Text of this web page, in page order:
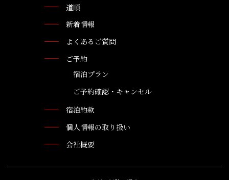
道順
新着情報
よくあるご質問
ご予約
宿泊プラン
ご予約確認・キャンセル
宿泊約款
個人情報の取り扱い
会社概要